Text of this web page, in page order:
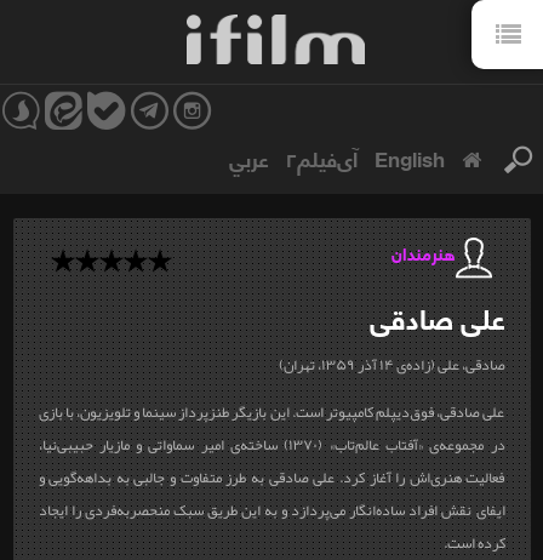
English آی‌فیلم۲ عربي
هنرمندان
علیصادقی
صادقی، علی (زاده‌ی ۱۴ آذر ۱۳۵۹، تهران)
علی صادقی، فوق‌دیپلم کامپیوتر است. این بازیگر طنزپرداز سینما و تلویزیون، با بازی
در مجموعه‌ی «آفتاب عالم‌تاب» (۱۳۷۰) ساخته‌ی امیر سماواتی و مازیار حبیبی‌نیا،
فعالیت هنری‌اش را آغاز کرد. علی صادقی به طرز متفاوت و جالبی به بداهه‌گویی و
ایفای نقش افراد ساده‌انگار می‌پردازد و به این طریق سبک منحصربه‌فردی را ایجاد
کرده‌ است.